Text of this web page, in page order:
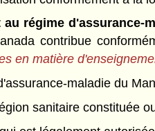
régime d'assurance-
contribue
en matière
maladie du
sanitaire constituée